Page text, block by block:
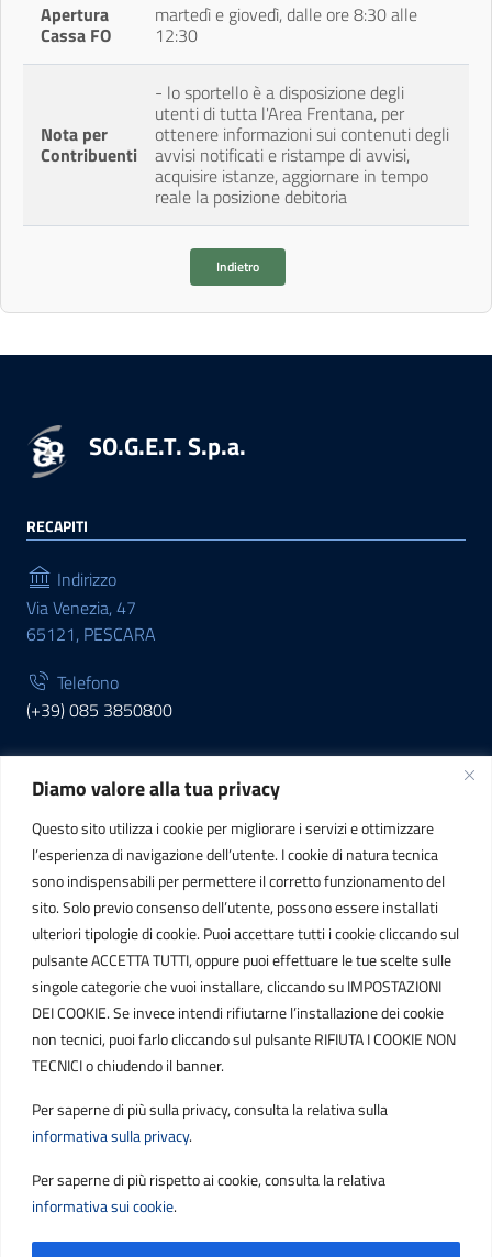
Diamo valore alla tua privacy
Questo sito utilizza i cookie per migliorare i servizi e ottimizzare
l’esperienza di navigazione dell’utente. I cookie di natura tecnica
sono indispensabili per permettere il corretto funzionamento del
sito. Solo previo consenso dell’utente, possono essere installati
ulteriori tipologie di cookie. Puoi accettare tutti i cookie cliccando sul
pulsante ACCETTA TUTTI, oppure puoi effettuare le tue scelte sulle
singole categorie che vuoi installare, cliccando su IMPOSTAZIONI
DEI COOKIE. Se invece intendi rifiutarne l’installazione dei cookie
non tecnici, puoi farlo cliccando sul pulsante RIFIUTA I COOKIE NON
TECNICI o chiudendo il banner.
Per saperne di più sulla privacy, consulta la relativa sulla
informativa sulla privacy.
Per saperne di più rispetto ai cookie, consulta la relativa
informativa sui cookie.
Apertura
Cassa FO
martedì e giovedì, dalle ore 8:30 alle
12:30
Nota per
Contribuenti
- lo sportello è a disposizione degli
utenti di tutta l'Area Frentana, per
ottenere informazioni sui contenuti degli
avvisi notificati e ristampe di avvisi,
acquisire istanze, aggiornare in tempo
reale la posizione debitoria
Indietro
SO.G.E.T. S.p.a.
RECAPITI
Indirizzo
Via Venezia, 47
65121, PESCARA
Telefono
(+39) 085 3850800
INFORMAZIONI
C.F. / P.IVA
IT01807790686
POSTA ELETTRONICA
PEC
protocollo.sogetspa@pec.it
contribuenti@sogetspa.it
SEGUICI SU